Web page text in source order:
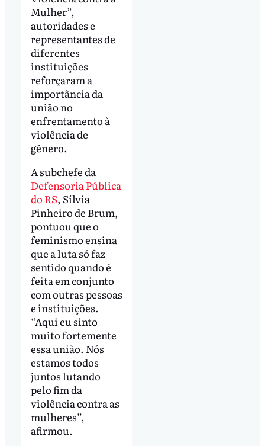
Mulher”,
autoridades e
representantes de
diferentes
instituições
reforçaram a
importância da
união no
enfrentamento à
violência de
gênero.
A subchefe da
Defensoria Pública
do RS, Sílvia
Pinheiro de Brum,
pontuou que o
feminismo ensina
que a luta só faz
sentido quando é
feita em conjunto
com outras pessoas
e instituições.
“Aqui eu sinto
muito fortemente
essa união. Nós
estamos todos
juntos lutando
pelo fim da
violência contra as
mulheres”,
afirmou.